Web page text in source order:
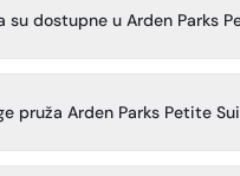
su dostupne u Arden Parks
potpuno opremljene mobilne
pruža Arden Parks Petite